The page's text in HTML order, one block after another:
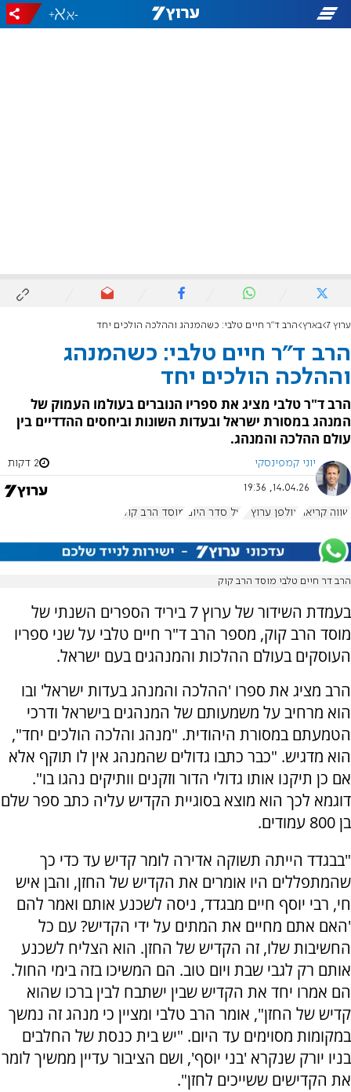
-
+
ערוץ 7 בארץ הרב ד"ר חיים טלבי: כשהמנהג וההלכה הולכים יחד
הרב ד"ר חיים טלבי: כשהמנהג
וההלכה הולכים יחד
הרב ד"ר טלבי מציג את ספריו הנוברים בעולמו העמוק של
המנהג במסורת ישראל ובעדות השונות וביחסים ההדדיים בין
עולם ההלכה והמנהג.
יוני קמפינסקי 2 דקות
14.04.26, 19:36
שווה קריאה אולפן ערוץ 7 על סדר היום מוסד הרב קוק
הרב דר חיים טלבי מוסד הרב קוק
בעמדת השידור של ערוץ 7 ביריד הספרים השנתי של
מוסד הרב קוק, מספר הרב ד"ר חיים טלבי על שני ספריו
העוסקים בעולם ההלכות והמנהגים בעם ישראל.
הרב מציג את ספרו 'ההלכה והמנהג בעדות ישראל' ובו
הוא מרחיב על משמעותם של המנהגים בישראל ודרכי
הטמעתם במסורת היהודית. "מנהג והלכה הולכים יחד",
הוא מדגיש. "כבר כתבו גדולים שהמנהג אין לו תוקף אלא
אם כן תיקנו אותו גדולי הדור וזקנים וותיקים נהגו בו".
דוגמא לכך הוא מוצא בסוגיית הקדיש עליה כתב ספר שלם
בן 800 עמודים.
"בבגדד הייתה תשוקה אדירה לומר קדיש עד כדי כך
שהמתפללים היו אומרים את הקדיש של החזן, והבן איש
חי, רבי יוסף חיים מבגדד, ניסה לשכנע אותם ואמר להם
'האם אתם מחיים את המתים על ידי הקדיש? עם כל
החשיבות שלו, זה הקדיש של החזן. הוא הצליח לשכנע
אותם רק לגבי שבת ויום טוב. הם המשיכו בזה בימי החול.
הם אמרו יחד את הקדיש שבין ישתבח לבין ברכו שהוא
קדיש של החזן", אומר הרב טלבי ומציין כי מנהג זה נמשך
במקומות מסוימים עד היום. "יש בית כנסת של החלבים
בניו יורק שנקרא 'בני יוסף', ושם הציבור עדיין ממשיך לומר
את הקדישים ששייכים לחזן".